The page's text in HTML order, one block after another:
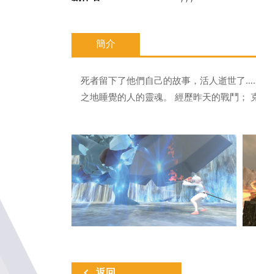
簡介
死者留下了他們自己的故事，活人逝世了
之地睡覺的人的靈魂。 經歷昨天的戰鬥；